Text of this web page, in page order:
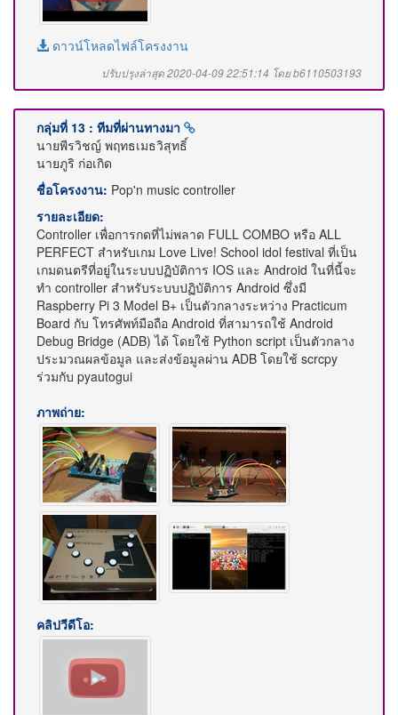
ดาวน์โหลดไฟล์โครงงาน
ปรับปรุงล่าสุด 2020-04-09 22:51:14 โดย b6110503193
กลุ่มที่ 13 : ทีมที่ผ่านทางมา
นายพีรวิชญ์ พฤทธเมธวิสุทธิ์
นายภูริ ก่อเกิด
ชื่อโครงงาน: Pop'n music controller
รายละเอียด:
Controller เพื่อการกดที่ไม่พลาด FULL COMBO หรือ ALL
PERFECT สำหรับเกม Love Live! School idol festival ที่เป็น
เกมดนตรีที่อยู่ในระบบปฏิบัติการ IOS และ Android ในที่นี้จะ
ทำ controller สำหรับระบบปฏิบัติการ Android ซึ่งมี
Raspberry Pi 3 Model B+ เป็นตัวกลางระหว่าง Practicum
Board กับ โทรศัพท์มือถือ Android ที่สามารถใช้ Android
Debug Bridge (ADB) ได้ โดยใช้ Python script เป็นตัวกลาง
ประมวณผลข้อมูล และส่งข้อมูลผ่าน ADB โดยใช้ scrcpy
ร่วมกับ pyautogui
ภาพถ่าย:
คลิปวีดีโอ: